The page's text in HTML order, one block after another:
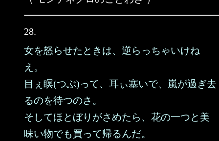
28.
女を怒らせたときは、逆らっちゃいけね
え。
目ぇ瞑(つぶ)って、耳ぃ塞いで、嵐が過ぎ去
るのを待つのさ。
そしてほとぼりがさめたら、花の一つと美
味い物でも買って帰るんだ。